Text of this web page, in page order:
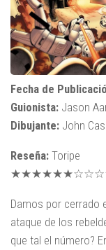
Fecha de
Guionista: Jason
Dibujante: John
Reseña: Toripe
Damos por cerrado
ataque de los
que tal el número?